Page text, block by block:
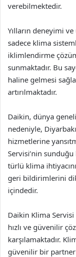
verebilmektedir.
Yılların deneyimi
sadece klima
iklimlendirme
sunmaktadır. Bu
haline gelmesi
artırılmaktadır.
Daikin, dünya
nedeniyle,
hizmetlerine
Servisi’nin
türlü klima
geri bildirimlerini
içindedir.
Daikin Klima Servisi
hızlı ve güvenilir
karşılamaktadır.
güvenilir bir partner